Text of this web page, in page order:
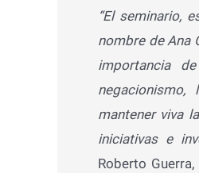
“El seminario,
nombre de Ana
importancia
mantener viva
iniciativas e
Roberto